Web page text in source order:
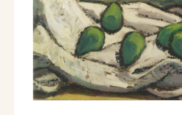
1966 - Cavalese (TN), Palazzo
1968 - Cavalese (TN), Palazzo
1969 - Cavalese (TN), Palazzo
Mantova, Circolo La Rovere.
1970 - Cavalese (TN), Palazzo
1971 - Cavalese (TN), Palazzo